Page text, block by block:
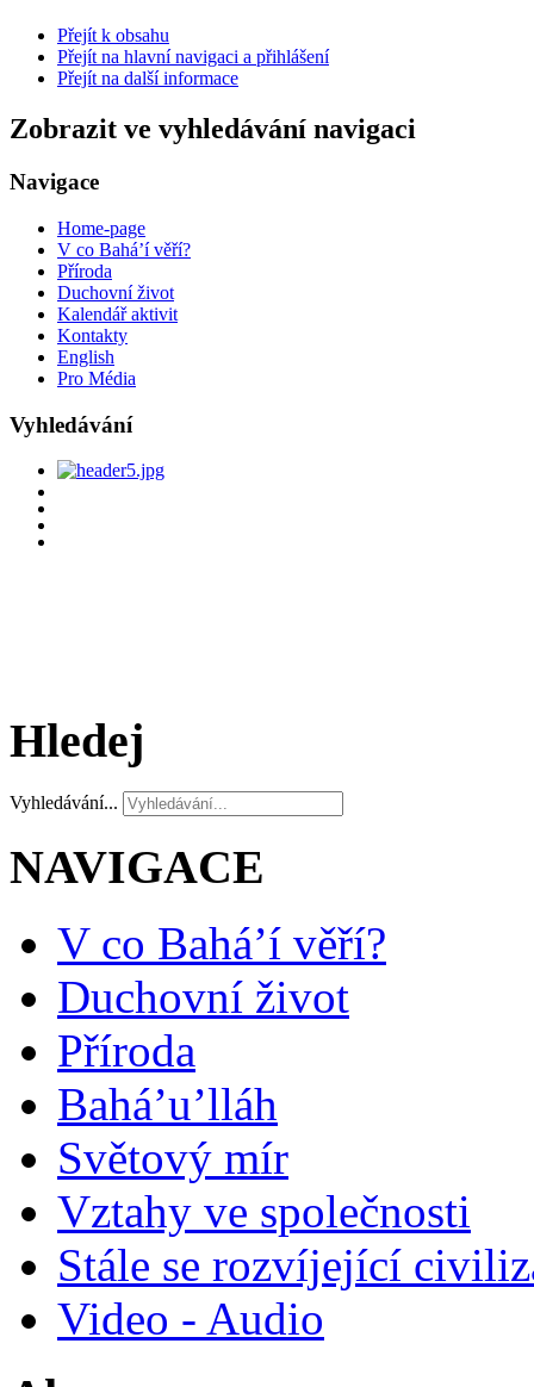
Přejít k obsahu
Přejít na hlavní navigaci a přihlášení
Přejít na další informace
Zobrazit ve vyhledávání navigaci
Navigace
Home-page
V co Bahá’í věří?
Příroda
Duchovní život
Kalendář aktivit
Kontakty
English
Pro Média
Vyhledávání
Hledej
Vyhledávání...
NAVIGACE
V co Bahá’í věří?
Duchovní život
Příroda
Bahá’u’lláh
Světový mír
Vztahy ve společnosti
Stále se rozvíjející
Video - Audio